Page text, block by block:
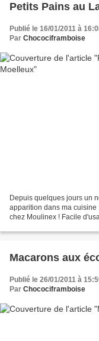
Petits Pains au
Publié le 16/01/2011 à
Par Chocociframboise
Depuis quelques jours un
apparition dans ma cuisine
chez Moulinex ! Facile
Macarons aux
Publié le 26/01/2011 à
Par Chocociframboise